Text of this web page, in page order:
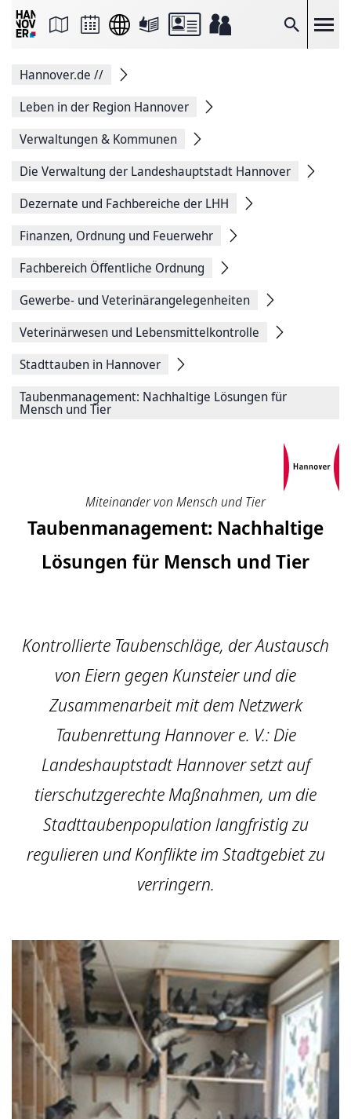
Suche
Seite
Facebook
teilen
Seitenlink
Seite
Hannover.de //
Leben in der Region Hannover
Verwaltungen & Kommunen
Die Verwaltung der Landeshauptstadt Hannover
Dezernate und Fachbereiche der LHH
Finanzen, Ordnung und Feuerwehr
Fachbereich Öffentliche Ordnung
Gewerbe- und Veterinärangelegen­heiten
Veterinärwesen und Lebensmittelkontrolle
Stadttauben in Hannover
Taubenmanagement: Nachhaltige Lösungen für
Mensch und Tier
Miteinander von Mensch und Tier
Taubenmanagement: Nachhaltige
Lösungen für Mensch und Tier
Kontrollierte Taubenschläge, der Austausch
von Eiern gegen Kunsteier und die
Zusammenarbeit mit dem Netzwerk
Taubenrettung Hannover e. V.: Die
Landeshauptstadt Hannover setzt auf
tierschutzgerechte Maßnahmen, um die
Stadttaubenpopulation langfristig zu
regulieren und Konflikte im Stadtgebiet zu
verringern.